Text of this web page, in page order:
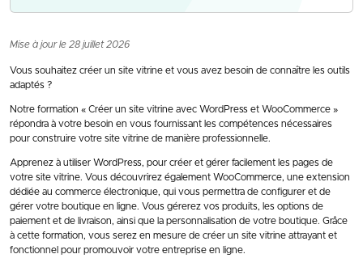
Mise à jour le 28 juillet 2026
Vous souhaitez créer un site vitrine et vous avez besoin de connaître les outils
adaptés ?
Notre formation « Créer un site vitrine avec WordPress et WooCommerce »
répondra à votre besoin en vous fournissant les compétences nécessaires
pour construire votre site vitrine de manière professionnelle.
Apprenez à utiliser WordPress, pour créer et gérer facilement les pages de
votre site vitrine. Vous découvrirez également WooCommerce, une extension
dédiée au commerce électronique, qui vous permettra de configurer et de
gérer votre boutique en ligne. Vous gérerez vos produits, les options de
paiement et de livraison, ainsi que la personnalisation de votre boutique. Grâce
à cette formation, vous serez en mesure de créer un site vitrine attrayant et
fonctionnel pour promouvoir votre entreprise en ligne.